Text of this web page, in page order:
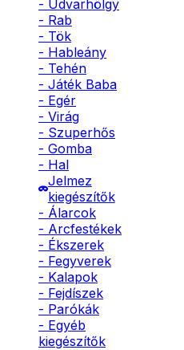
- Udvarhölgy
- Rab
- Tök
- Hableány
- Tehén
- Játék Baba
- Egér
- Virág
- Szuperhős
- Gomba
- Hal
Jelmez
kiegészítők
- Álarcok
- Arcfestékek
- Ékszerek
- Fegyverek
- Kalapok
- Fejdíszek
- Parókák
- Egyéb
kiegészítők